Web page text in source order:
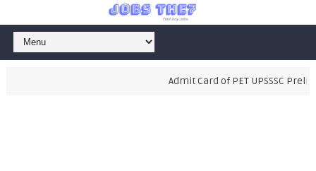
Admit Card of PET UPSSSC